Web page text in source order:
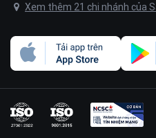
Xem thêm 21 chi nhánh của